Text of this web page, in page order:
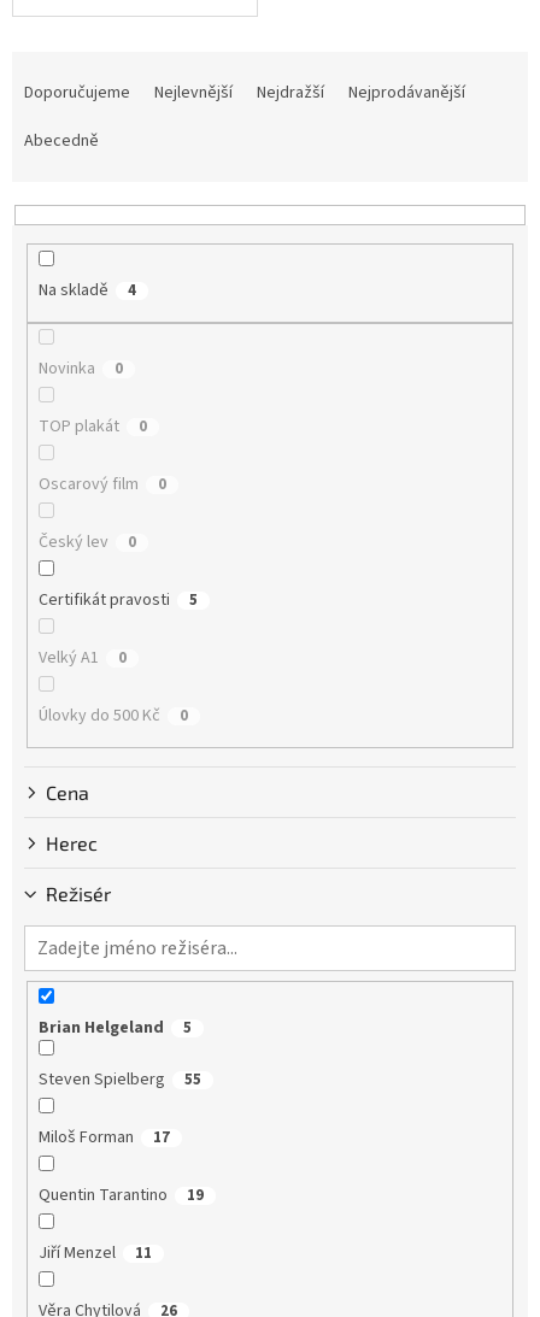
p
Doporučujeme Nejlevnější Nejdražší
Nejprodávanější
Abecedně
Na skladě 4
Novinka 0
TOP plakát 0
Oscarový film 0
Český lev 0
Certifikát pravosti 5
Velký A1 0
Úlovky do 500 Kč 0
Cena
Herec
Režisér
Brian Helgeland 5
Steven Spielberg 55
Miloš Forman 17
Quentin Tarantino 19
Jiří Menzel 11
Věra Chytilová 26